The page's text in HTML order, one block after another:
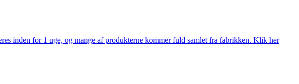
inden for 1 uge, og mange af produkterne kommer fuld samlet fra fabrikken. Klik her